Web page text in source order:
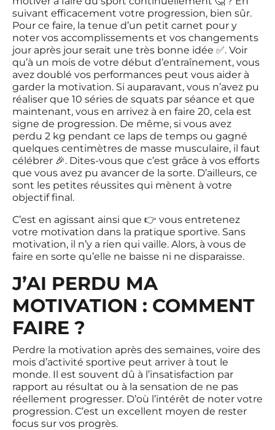
suivant efficacement votre progression, bien sûr.
Pour ce faire, la tenue d’un petit carnet pour y
noter vos accomplissements et vos changements
jour après jour serait une très bonne idée ✅. Voir
qu’à un mois de votre début d’entraînement, vous
avez doublé vos performances peut vous aider à
garder la motivation. Si auparavant, vous n’avez pu
réaliser que 10 séries de squats par séance et que
maintenant, vous en arrivez à en faire 20, cela est
signe de progression. De même, si vous avez
perdu 2 kg pendant ce laps de temps ou gagné
quelques centimètres de masse musculaire, il faut
célébrer 🎉. Dites-vous que c’est grâce à vos efforts
que vous avez pu avancer de la sorte. D’ailleurs, ce
sont les petites réussites qui mènent à votre
objectif final.
C’est en agissant ainsi que 👉 vous entretenez
votre motivation dans la pratique sportive. Sans
motivation, il n’y a rien qui vaille. Alors, à vous de
faire en sorte qu’elle ne baisse ni ne disparaisse.
J’AI PERDU MA
MOTIVATION : COMMENT
FAIRE ?
Perdre la motivation après des semaines, voire des
mois d’activité sportive peut arriver à tout le
monde. Il est souvent dû à l’insatisfaction par
rapport au résultat ou à la sensation de ne pas
réellement progresser. D’où l’intérêt de noter votre
progression. C’est un excellent moyen de rester
focus sur vos progrès.